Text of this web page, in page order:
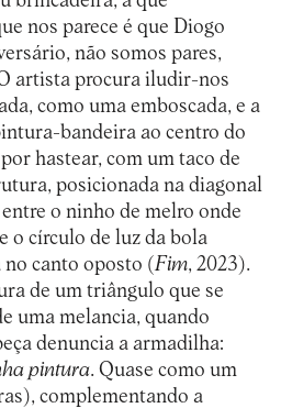
nos parece é que Diogo
não somos pares,
artista procura iludir-nos
como uma emboscada, e a
bandeira ao centro do
hastear, com um taco de
posicionada na diagonal
o ninho de melro onde
o círculo de luz da bola
canto oposto (Fim, 2023).
de um triângulo que se
uma melancia, quando
denuncia a armadilha:
pintura. Quase como um
complementando a